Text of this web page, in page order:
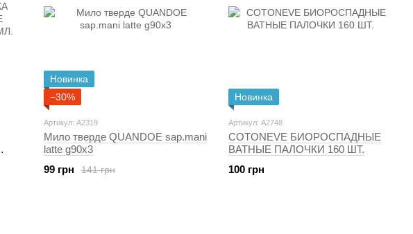
Новинка
−30%
Артикул: A2319
Мило тверде QUANDOE sap.mani
latte g90x3
141 грн
99 грн
Новинка
Артикул: A2748
COTONEVE БИОРОСПАДНЫЕ
ВАТНЫЕ ПАЛОЧКИ 160 ШТ.
100 грн